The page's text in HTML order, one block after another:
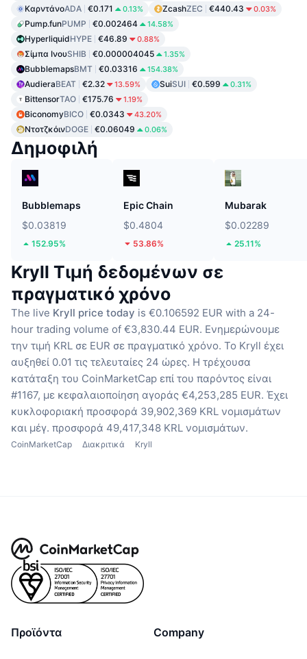
ΚαρντάνοADA €0.171 0.13% ZcashZEC €440.43 0.03%
Pump.funPUMP €0.002464 14.58%
HyperliquidHYPE €46.89 0.88%
Σίμπα ΙνουSHIB €0.000004045 1.35%
BubblemapsBMT €0.03316 154.38%
AudieraBEAT €2.32 13.59% SuiSUI €0.599 0.31%
BittensorTAO €175.76 1.19%
BiconomyBICO €0.0343 43.20%
ΝτοτζκόινDOGE €0.06049 0.06%
Δημοφιλή
Bubblemaps
$0.03819
152.95%
Epic Chain
$0.4804
53.86%
Mubarak
$0.02289
25.11%
Kryll Τιμή δεδομένων σε
πραγματικό χρόνο
The live Kryll price today is €0.106592 EUR with a 24-
hour trading volume of €3,830.44 EUR. Ενημερώνουμε
την τιμή KRL σε EUR σε πραγματικό χρόνο. Το Kryll έχει
αυξηθεί 0.01 τις τελευταίες 24 ώρες. Η τρέχουσα
κατάταξη του CoinMarketCap επί του παρόντος είναι
#1167, με κεφαλαιοποίηση αγοράς €4,253,285 EUR. Έχει
κυκλοφοριακή προσφορά 39,902,369 KRL νομισμάτων
και μέγ. προσφορά 49,417,348 KRL νομισμάτων.
CoinMarketCap Διακριτικά Kryll
Προϊόντα Company